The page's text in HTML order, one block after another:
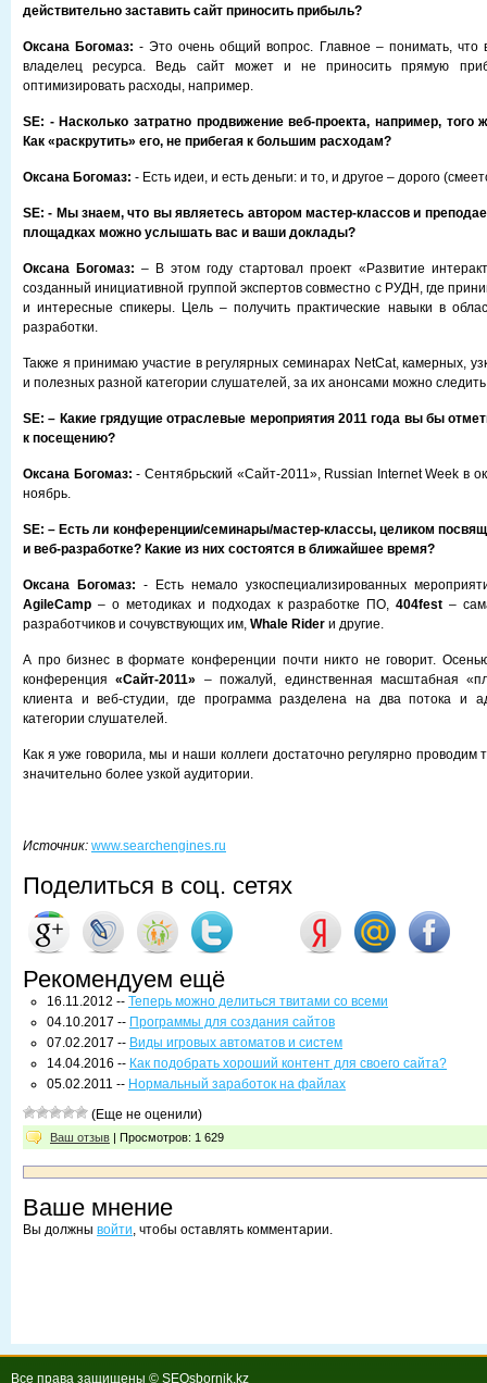
действительно заставить сайт приносить прибыль?
Оксана Богомаз:- Это очень общий вопрос. Главное – понимать, что
владелец ресурса. Ведь сайт может и не приносить прямую
оптимизировать расходы, например.
SE: - Насколько затратно продвижение веб-проекта, например, того
Как «раскрутить» его, не прибегая к большим расходам?
Оксана Богомаз: - Есть идеи, и есть деньги: и то, и другое – дорого
SE: - Мы знаем, что вы являетесь автором мастер-классов и
площадках можно услышать вас и ваши доклады?
Оксана Богомаз: – В этом году стартовал проект «Развитие
созданный инициативной группой экспертов совместно с РУДН, где
и интересные спикеры. Цель – получить практические навыки в
разработки.
Также я принимаю участие в регулярных семинарах NetCat, камерных,
и полезных разной категории слушателей, за их анонсами можно
SE: – Какие грядущие отраслевые мероприятия 2011 года вы бы
к посещению?
Оксана Богомаз:- Сентябрьский «Сайт-2011», Russian Internet Week в
ноябрь.
SE: – Есть ли конференции/семинары/мастер-классы, целиком
и веб-разработке? Какие из них состоятся в ближайшее время?
Оксана Богомаз: - Есть немало узкоспециализированных
AgileCamp – о методиках и подходах к разработке ПО,404fest –
разработчиков и сочувствующих им, Whale Rider и другие.
А про бизнес в формате конференции почти никто не говорит.
конференция«Сайт-2011» – пожалуй, единственная масштабная
клиента и веб-студии, где программа разделена на два потока и
категории слушателей.
Как я уже говорила, мы и наши коллеги достаточно регулярно проводим
значительно более узкой аудитории.
Источник: www.searchengines.ru
Поделиться в соц. сетях
Рекомендуем ещё
16.11.2012 -- Теперь можно делиться твитами со всеми
04.10.2017 -- Программы для создания сайтов
07.02.2017 -- Виды игровых автоматов и систем
14.04.2016 -- Как подобрать хороший контент для своего сайта?
05.02.2011 -- Нормальный заработок на файлах
(Еще не оценили)
Ваш отзыв | Просмотров: 1 629
Ваше мнение
Вы должны войти, чтобы оставлять комментарии.
Все права защищены © SEOsbornik.kz